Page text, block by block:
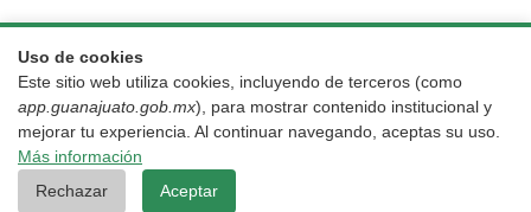
Uso de cookies
Este sitio web utiliza cookies, incluyendo de terceros (como
app.guanajuato.gob.mx), para mostrar contenido institucional y
mejorar tu experiencia. Al continuar navegando, aceptas su uso.
Más información
Rechazar
Aceptar
¿Existe algún problema con esta página?Repórtalo
aquí.
Aviso legal© 2025 Gobierno del Estado de Guanajuato